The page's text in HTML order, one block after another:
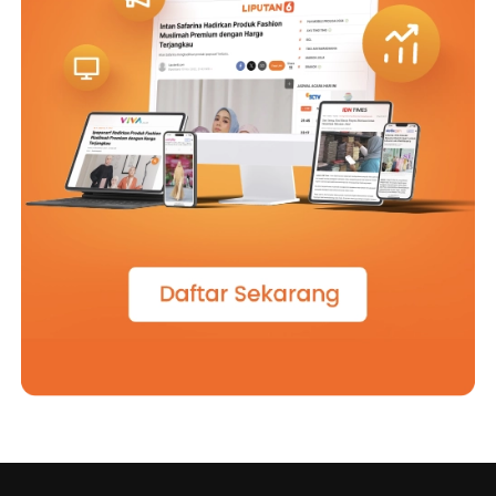
masyarakat saat ini, khususnya masyarakat di wilayah
pedesaan. Saya berharap baik BUMDes, koperasi desa
maupun lembaga masyarakat lain di desa dapat menjadi
mitra strategis BPJS Kesehatan dalam menjalankan
Program NADI JKN,” ujar Wamendes.
Saat ini, sejumlah kolaborasi telah terjalin antara lain
melalui mitra di daerah, di antaranya BUMDes Mandiri
dan BUMDes Tumang di Boyolali, PT Pos Indonesia di
Banyuwangi, serta Koperasi Desa Merah Putih Mattiro
Ade di Parepare.
Bidang Pembinaan Generasi Muda dan Pekerja Seni,
sebagian pendapatannya demi perlindungan kesehatan